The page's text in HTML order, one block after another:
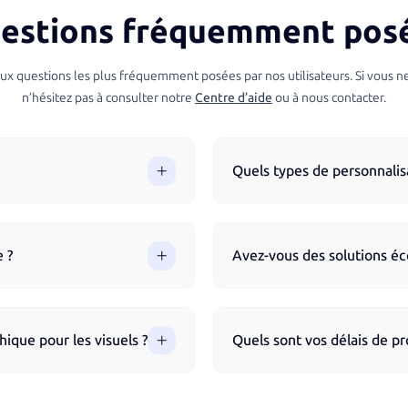
fréquemment
questions les plus fréquemment posées par nos utilisateurs. Si vous
n’hésitez pas à consulter notre Centre d’aide ou à nous contacter.
Quels types de
tampographie. Chaque
?
leur traçabilité.
Avez-vous des solutions
également des techniques
pour les visuels ? Quels sont vos délais de